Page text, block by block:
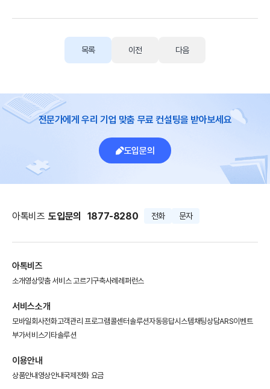
목록 이전 다음
전문가에게 우리 기업 맞춤 무료 컨설팅을 받아보세요
도입문의
아톡비즈 도입문의 1877-8280 전화 문자
아톡비즈
소개영상맞춤 서비스 고르기구축사례 레퍼런스
서비스소개
모바일회사전화고객관리 프로그램콜센터솔루션자동응답시스템채팅상담ARS이벤트
부가서비스기타솔루션
이용안내
상품안내 영상안내국제전화 요금